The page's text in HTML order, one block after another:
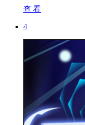
查 看
4